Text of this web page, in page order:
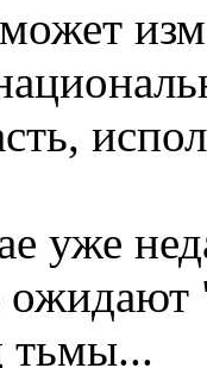
уже
тьмы...